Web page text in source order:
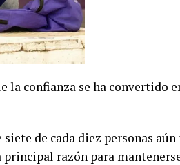
la confianza se ha convertido
de cada diez personas aún
razón para